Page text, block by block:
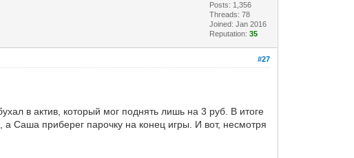
Posts: 1,356
Threads: 78
Joined: Jan 2016
Reputation:35
#27
в актив, который мог поднять лишь на 3 руб. В итоге
Саша приберег парочку на конец игры. И вот, несмотря